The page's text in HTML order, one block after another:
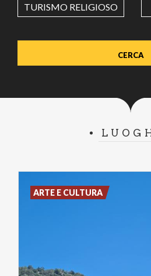
Value in decimal degrees. Use dot
TURISMO RELIGIOSO
ARTE E CULTURA